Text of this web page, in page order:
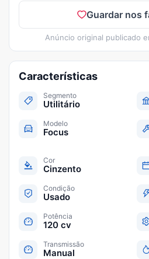
Guardar nos
Anúncio original publicado
Características
Segmento
Utilitário
Modelo
Focus
Cor
Cinzento
Condição
Usado
Potência
120 cv
Transmissão
Manual